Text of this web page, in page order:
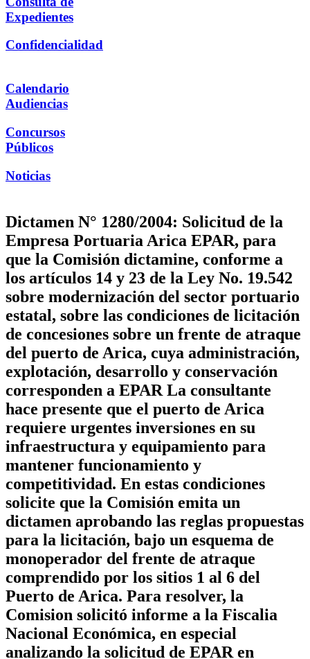
Expedientes
Confidencialidad
Calendario
Audiencias
Concursos
Públicos
Noticias
Dictamen N° 1280/2004: Solicitud de la
Empresa Portuaria Arica EPAR, para
que la Comisión dictamine, conforme a
los artículos 14 y 23 de la Ley No. 19.542
sobre modernización del sector portuario
estatal, sobre las condiciones de licitación
de concesiones sobre un frente de atraque
del puerto de Arica, cuya administración,
explotación, desarrollo y conservación
corresponden a EPAR La consultante
hace presente que el puerto de Arica
requiere urgentes inversiones en su
infraestructura y equipamiento para
mantener funcionamiento y
competitividad. En estas condiciones
solicite que la Comisión emita un
dictamen aprobando las reglas propuestas
para la licitación, bajo un esquema de
monoperador del frente de atraque
comprendido por los sitios 1 al 6 del
Puerto de Arica. Para resolver, la
Comision solicitó informe a la Fiscalia
Nacional Económica, en especial
analizando la solicitud de EPAR en